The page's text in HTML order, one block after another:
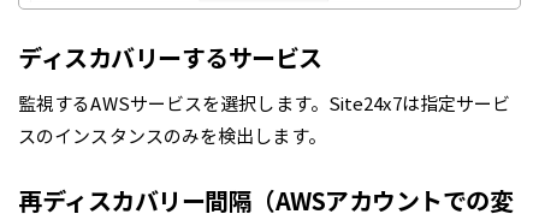
ディスカバリーするサービス
監視するAWSサービスを選択します。Site24x7は指定サービ
スのインスタンスのみを検出します。
再ディスカバリー間隔（AWSアカウントでの変